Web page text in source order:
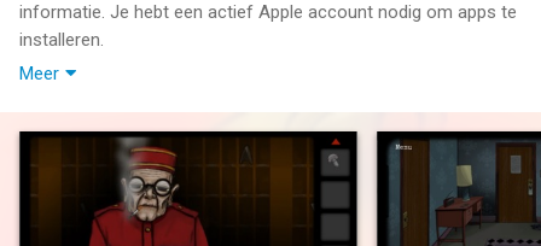
informatie. Je hebt een actief Apple account nodig om apps te
installeren.
you'll have to solve puzzles and find clues to make it out alive!
FEATURES
• No in-app purchases or ads! Buy once and play forever.
Meer